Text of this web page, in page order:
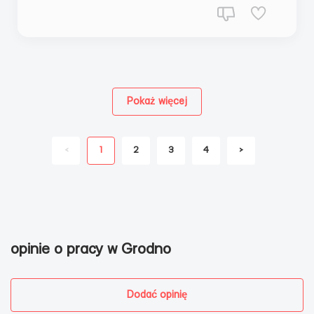
< 1 2 3 4 >
Pokaż więcej
opinie o pracy w Grodno
Dodać opinię